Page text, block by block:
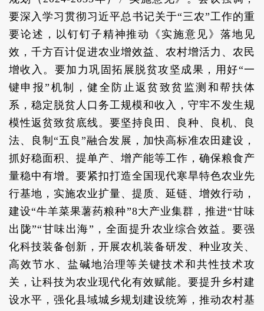
要深入学习贯彻习近平总书记关于“三农”工作的重
要论述，以钉钉子精神推动《实施意见》落地见
效，千方百计促进农业增效益、农村增活力、农民
增收入。要加力巩固拓展脱贫攻坚成果，用好“一
键申报”机制，健全防止返贫致贫监测和帮扶体
系，稳定脱贫人口务工规模和收入，守牢不发生规
模性返贫致贫底线。要坚持良田、良种、良机、良
法、良制“五良”融合发展，加快高标准农田建设，
抓好稳面积、提单产、增产能等工作，确保粮食产
量稳中有增。要紧扣打造全国现代寒旱特色农业先
行基地，实施农业扩量、提质、延链、增效行动，
建设“牛羊菜果薯药粮种”8大产业集群，推进“甘味
出陇”“甘味出海”，全面提升农业综合效益。要强
化科技装备创新，开展农机装备研发、种业攻关、
高效节水、盐碱地治理等关键技术和共性技术攻
关，让科技为农业现代化有效赋能。要提升乡村建
设水平，强化县域城乡规划建设统筹，推动农村基